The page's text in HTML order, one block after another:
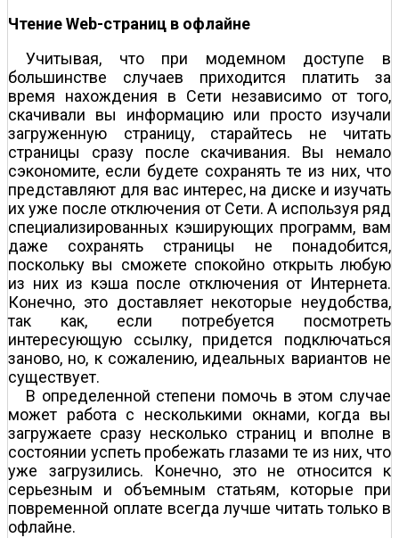
Чтение Web-страниц в офлайне
Учитывая, что при модемном доступе в
большинстве случаев приходится платить за
время нахождения в Сети независимо от того,
скачивали вы информацию или просто изучали
загруженную страницу, старайтесь не читать
страницы сразу после скачивания. Вы немало
сэкономите, если будете сохранять те из них, что
представляют для вас интерес, на диске и изучать
их уже после отключения от Сети. А используя ряд
специализированных кэширующих программ, вам
даже сохранять страницы не понадобится,
поскольку вы сможете спокойно открыть любую
из них из кэша после отключения от Интернета.
Конечно, это доставляет некоторые неудобства,
так как, если потребуется посмотреть
интересующую ссылку, придется подключаться
заново, но, к сожалению, идеальных вариантов не
существует.
В определенной степени помочь в этом случае
может работа с несколькими окнами, когда вы
загружаете сразу несколько страниц и вполне в
состоянии успеть пробежать глазами те из них, что
уже загрузились. Конечно, это не относится к
серьезным и объемным статьям, которые при
повременной оплате всегда лучше читать только в
офлайне.